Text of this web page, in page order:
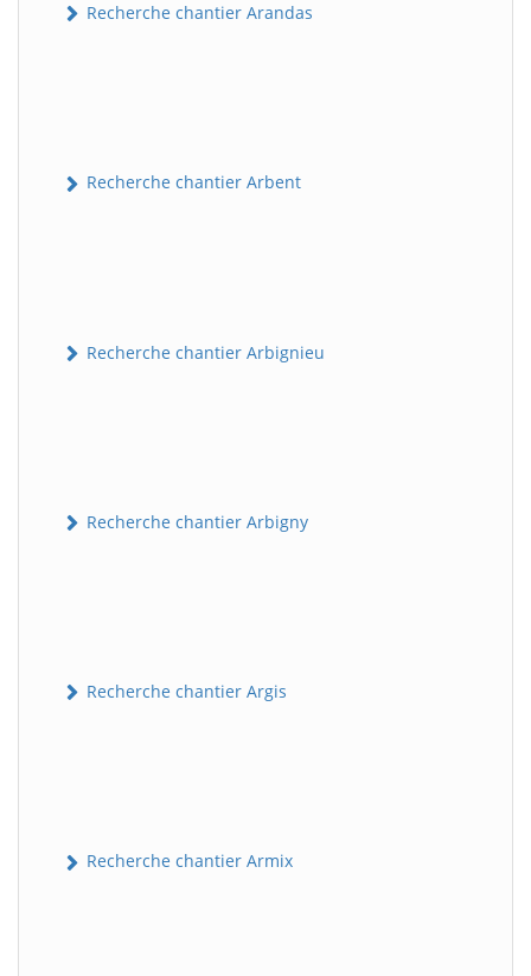
Recherche chantier Arandas
Recherche chantier Arbent
Recherche chantier Arbignieu
Recherche chantier Arbigny
Recherche chantier Argis
Recherche chantier Armix